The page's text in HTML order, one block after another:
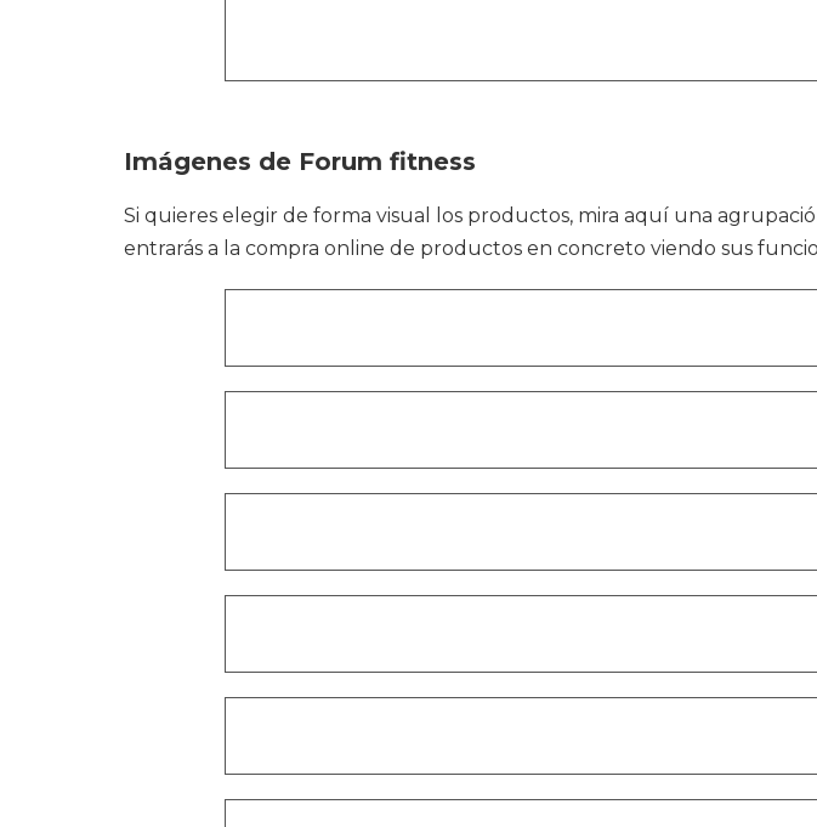
Imágenes de Forum fitness
Si quieres elegir de forma visual los productos, mira aquí una
entrarás a la compra online de productos en concreto viendo sus